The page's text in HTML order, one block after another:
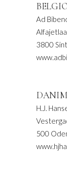
Ad
3800
H.J.
500